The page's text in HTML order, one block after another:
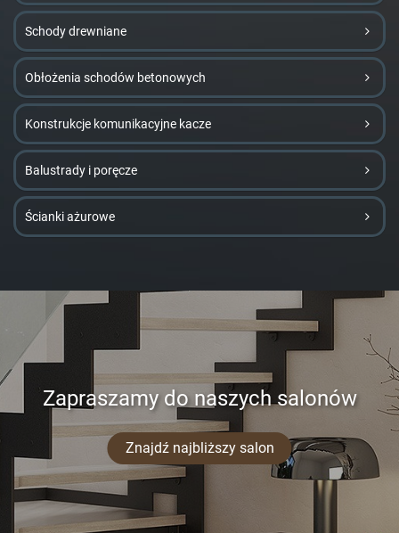
Schody drewniane
Obłożenia schodów betonowych
Konstrukcje komunikacyjne kacze
Balustrady i poręcze
Ścianki ażurowe
Zapraszamy do naszych salonów
Znajdź najbliższy salon